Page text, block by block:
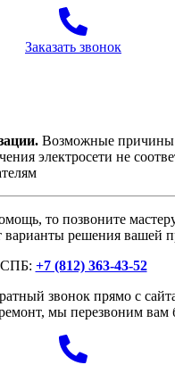
Заказать звонок
Возможные причины
электросети не
то позвоните
варианты решения вашей
СПБ: +7 (812) 363-43-52
звонок прямо с
мы перезвоним вам